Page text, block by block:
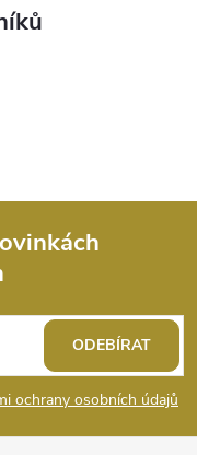
ochrany osobních údajů
ODEBÍRAT